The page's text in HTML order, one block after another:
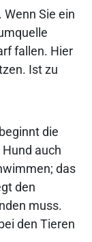
Sie ein
fallen. Hier
Ist zu
die
auch
das
den
muss.
den Tieren